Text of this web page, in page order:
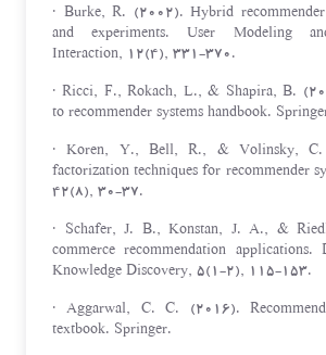
· Burke, R. (2002). Hybrid
and experiments. User Modeling
Interaction, 12(4), 331-370.
· Ricci, F., Rokach, L., & Shapira, B.
to recommender systems handbook.
· Koren, Y., Bell, R., & Volinsky,
factorization techniques for recommender
42(8), 30-37.
· Schafer, J. B., Konstan, J. A., &
commerce recommendation
Knowledge Discovery, 5(1-2), 115-153.
· Aggarwal, C. C. (2016).
textbook. Springer.